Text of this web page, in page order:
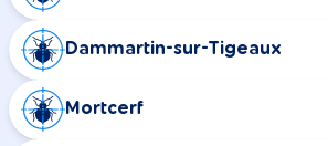
Dammartin-sur-Tigeaux
Mortcerf